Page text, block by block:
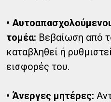
•
τομέα: Βεβαίωση από
καταβληθεί ή
εισφορές του.
• Άνεργες μητέρες: